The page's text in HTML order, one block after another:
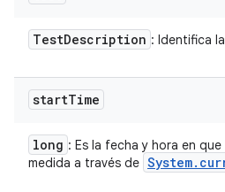
TestDescription : Identifica
startTime
long : Es la fecha y hora en
medida a través de System.